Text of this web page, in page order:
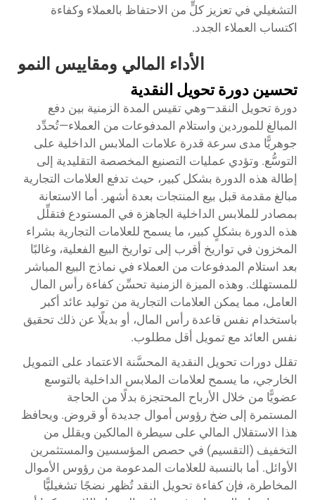
التشغيلي في تعزيز كلٍّ من الاحتفاظ بالعملاء وكفاءة
اكتساب العملاء الجدد.
الأداء المالي ومقاييس النمو
تحسين دورة تحويل النقدية
دورة تحويل النقد—وهي تقيس المدة الزمنية بين دفع
المبالغ للموردين واستلام المدفوعات من العملاء—تُحدِّد
جوهريًّا مدى سرعة قدرة علامات الملابس الداخلية على
التوسُّع. وتؤدي عمليات التصنيع المخصصة التقليدية إلى
إطالة هذه الدورة بشكل كبير، حيث تدفع العلامات التجارية
مبالغ مقدمة قبل بيع المنتجات بعدة أشهر. أما الاستعانة
بمصادر للملابس الداخلية الجاهزة في المستودع فتقلِّل
هذه الدورة بشكلٍ كبير، ما يسمح للعلامات التجارية بشراء
المخزون في تواريخ أقرب إلى تواريخ البيع الفعلية، وغالبًا
بعد استلام المدفوعات من العملاء في نماذج البيع المباشر
للمستهلك. وهذه الميزة الزمنية تحسِّن كفاءة رأس المال
العامل، مما يمكن العلامات التجارية من توليد عائد أكبر
باستخدام نفس قاعدة رأس المال، أو بديلًا عن ذلك تحقيق
نفس العائد مع تمويل أقل مطلوب.
تقلل دورات تحويل النقدية المحسَّنة الاعتماد على التمويل
الخارجي، ما يسمح لعلامات الملابس الداخلية بالتوسع
عضويًّا من خلال الأرباح المحتجزة بدلًا من الحاجة
المستمرة إلى ضخ رؤوس أموال جديدة أو قروض. ويحافظ
هذا الاستقلال المالي على سيطرة المالكين ويقلل من
التخفيف (التقسيم) في حصص المؤسسين والمستثمرين
الأوائل. أما بالنسبة للعلامات المدعومة من رؤوس الأموال
المخاطرة، فإن كفاءة تحويل النقد تُظهر نضجًا تشغيليًّا